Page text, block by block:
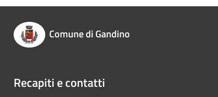
Comune di Gandino
Recapiti e contatti